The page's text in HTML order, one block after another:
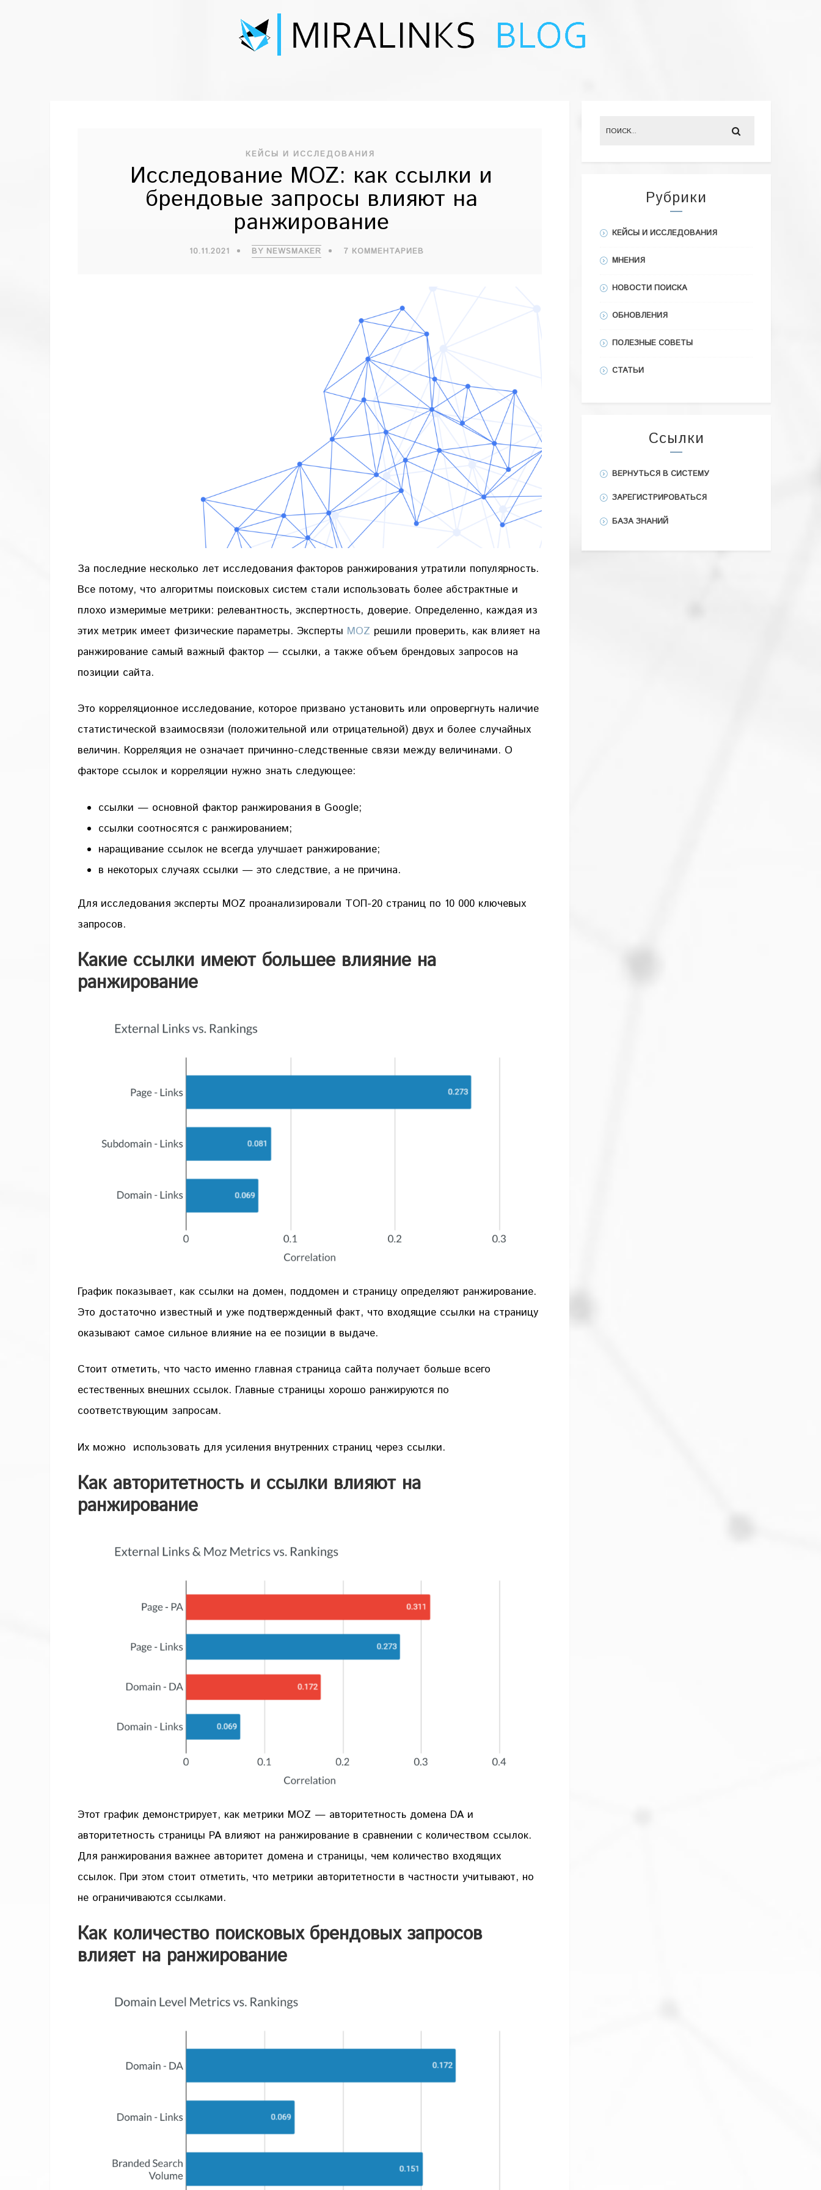
КЕЙСЫ И ИССЛЕДОВАНИЯ
Исследование MOZ: как ссылки и
брендовые запросы влияют на
ранжирование
10.11.2021 BY NEWSMAKER 7 КОММЕНТАРИЕВ
За последние несколько лет исследования факторов ранжирования утратили популярность.
Все потому, что алгоритмы поисковых систем стали использовать более абстрактные и
плохо измеримые метрики: релевантность, экспертность, доверие. Определенно, каждая из
этих метрик имеет физические параметры. Эксперты MOZ решили проверить, как влияет на
ранжирование самый важный фактор — ссылки, а также объем брендовых запросов на
позиции сайта.
Это корреляционное исследование, которое призвано установить или опровергнуть наличие
статистической взаимосвязи (положительной или отрицательной) двух и более случайных
величин. Корреляция не означает причинно-следственные связи между величинами. О
факторе ссылок и корреляции нужно знать следующее:
ссылки — основной фактор ранжирования в Google;
ссылки соотносятся с ранжированием;
наращивание ссылок не всегда улучшает ранжирование;
в некоторых случаях ссылки — это следствие, а не причина.
Для исследования эксперты MOZ проанализировали ТОП-20 страниц по 10 000 ключевых
запросов.
Какие ссылки имеют большее влияние на
ранжирование
График показывает, как ссылки на домен, поддомен и страницу определяют ранжирование.
Это достаточно известный и уже подтвержденный факт, что входящие ссылки на страницу
оказывают самое сильное влияние на ее позиции в выдаче.
Стоит отметить, что часто именно главная страница сайта получает больше всего
естественных внешних ссылок. Главные страницы хорошо ранжируются по
соответствующим запросам.
Их можно использовать для усиления внутренних страниц через ссылки.
Как авторитетность и ссылки влияют на
ранжирование
Этот график демонстрирует, как метрики MOZ — авторитетность домена DA и
авторитетность страницы PA влияют на ранжирование в сравнении с количеством ссылок.
Для ранжирования важнее авторитет домена и страницы, чем количество входящих
ссылок. При этом стоит отметить, что метрики авторитетности в частности учитывают, но
не ограничиваются ссылками.
Как количество поисковых брендовых запросов
влияет на ранжирование
Рубрики
КЕЙСЫ И ИССЛЕДОВАНИЯ
МНЕНИЯ
НОВОСТИ ПОИСКА
ОБНОВЛЕНИЯ
ПОЛЕЗНЫЕ СОВЕТЫ
СТАТЬИ
Ссылки
ВЕРНУТЬСЯ В СИСТЕМУ
ЗАРЕГИСТРИРОВАТЬСЯ
БАЗА ЗНАНИЙ